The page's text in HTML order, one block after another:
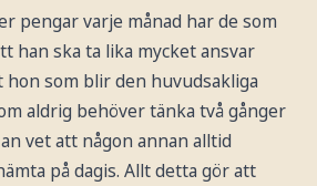
pengar varje månad har de som
han ska ta lika mycket ansvar
hon som blir den huvudsakliga
aldrig behöver tänka två gånger
vet att någon annan alltid
på dagis. Allt detta gör att